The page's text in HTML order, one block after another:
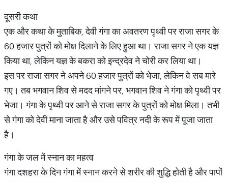
दूसरी कथा
एक और कथा के मुताबिक, देवी गंगा का अवतरण पृथ्वी पर राजा सगर के
60 हजार पुत्रों को मोक्ष दिलाने के लिए हुआ था। राजा सगर ने एक यज्ञ
किया था, लेकिन यज्ञ के बकरा को इन्द्रदेव ने चोरी कर लिया था।
इस पर राजा सगर ने अपने 60 हजार पुत्रों को भेजा, लेकिन वे सब मारे
गए। तब भगवान शिव से मदद मांगने पर, भगवान शिव ने गंगा को पृथ्वी पर
भेजा। गंगा के पृथ्वी पर आने से राजा सगर के पुत्रों को मोक्ष मिला। तभी
से गंगा को देवी माना जाता है और उसे पवित्र नदी के रूप में पूजा जाता
है।
गंगा के जल में स्नान का महत्व
गंगा दशहरा के दिन गंगा में स्नान करने से शरीर की शुद्धि होती है और पापों